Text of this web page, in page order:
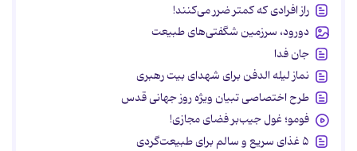
راز افرادی که کمتر ضرر می‌کنند!
دورود، سرزمین شگفتی‌های طبیعت
جان فدا
نماز لیله الدفن برای شهدای بیت رهبری
طرح اختصاصی تبیان ویژه روز جهانی قدس
فومو؛ غول جیب‌بر فضای مجازی!
۵ غذای سریع و سالم برای طبیعت‌گردی